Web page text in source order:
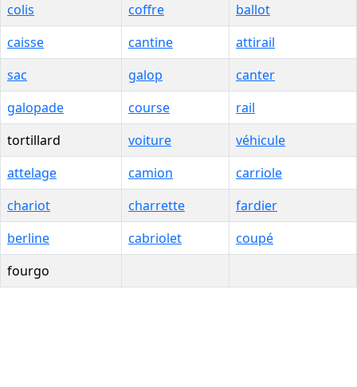
colis
coffre
ballot
caisse
cantine
attirail
sac
galop
canter
galopade
course
rail
tortillard
voiture
véhicule
attelage
camion
carriole
chariot
charrette
fardier
berline
cabriolet
coupé
fourgo